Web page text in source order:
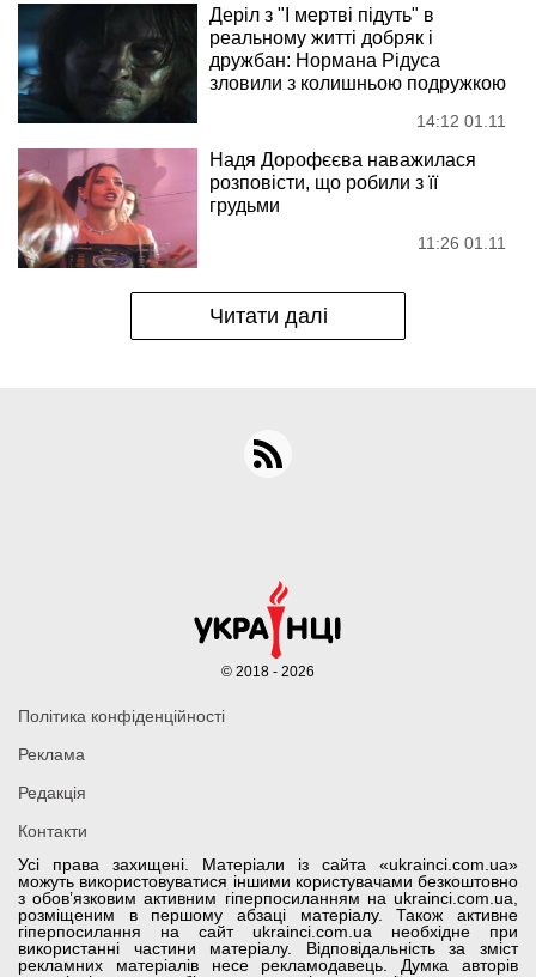
Деріл з "І мертві підуть" в
реальному житті добряк і
дружбан: Нормана Рідуса
зловили з колишньою подружкою
14:12 01.11
Надя Дорофєєва наважилася
розповісти, що робили з її
грудьми
11:26 01.11
Читати далі
Усі права захищені. Матеріали із сайта «ukrainci.com.ua»
можуть використовуватися іншими користувачами безкоштовно
з обов’язковим активним гіперпосиланням на ukrainci.com.ua,
розміщеним в першому абзаці матеріалу. Також активне
гіперпосилання на сайт ukrainci.com.ua необхідне при
використанні частини матеріалу. Відповідальність за зміст
рекламних матеріалів несе рекламодавець. Думка авторів
Політика конфіденційності
Реклама
Редакція
Контакти
© 2018 - 2026